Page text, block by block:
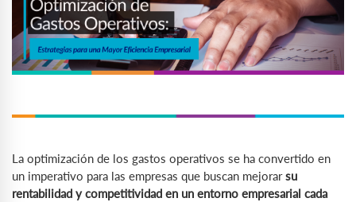
La optimización de los gastos operativos se ha convertido en
un imperativo para las empresas que buscan mejorarsu
rentabilidad y competitividad en un entorno empresarial cada